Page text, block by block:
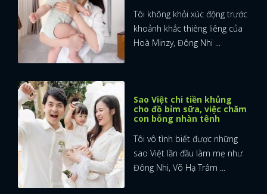
Tôi không khỏi xúc động trước
khoảnh khắc thiêng liêng của
Hoà Minzy, Đông Nhi ...
Sao Việt chi tiền khủng
cho đồ bỉm sữa, việc chăm
con bỗng nhàn tênh
Tôi vô tình biết được những
sao Việt lần đầu làm mẹ như
Đông Nhi, Võ Hạ Trâm ...